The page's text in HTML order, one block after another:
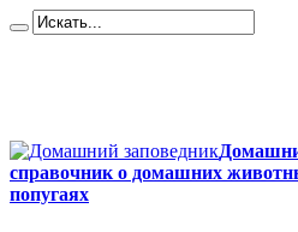
справочник о домашних
попугаях